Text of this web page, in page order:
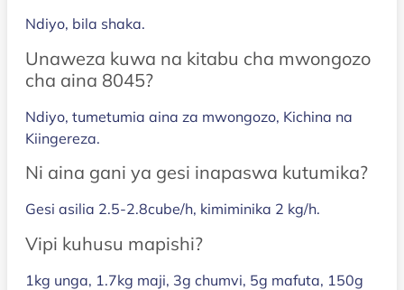
Ndiyo, bila shaka.
Unaweza kuwa na kitabu cha mwongozo
cha aina 8045?
Ndiyo, tumetumia aina za mwongozo, Kichina na
Kiingereza.
Ni aina gani ya gesi inapaswa kutumika?
Gesi asilia 2.5-2.8cube/h, kimiminika 2 kg/h.
Vipi kuhusu mapishi?
1kg unga, 1.7kg maji, 3g chumvi, 5g mafuta, 150g